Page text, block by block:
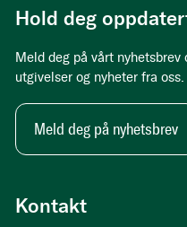
Kontakt
Hold deg
Meld deg på vårt
utgivelser og nyheter fra oss.
Meld deg på nyhetsbrev